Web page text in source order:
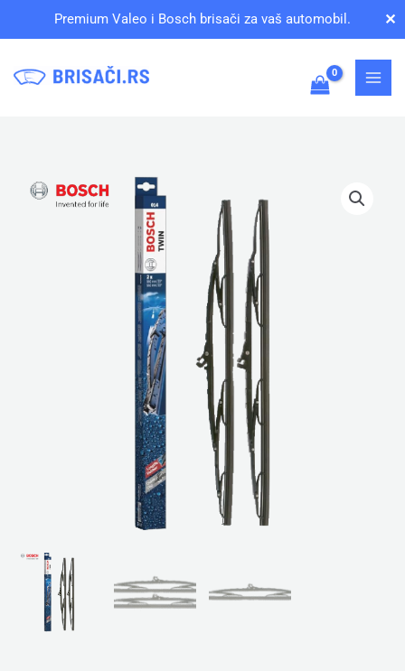
Premium Valeo i Bosch brisači za vaš automobil. ✕